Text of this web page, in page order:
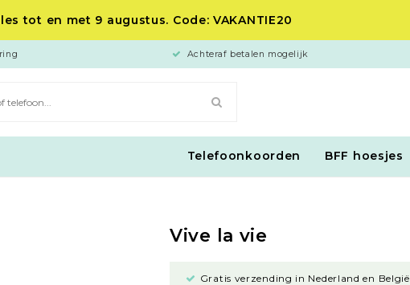
tot en met 9 augustus. Code: VAKANTIE20
Achteraf betalen mogelijk
Telefoonkoorden BFF hoesjes
Vive la vie
Gratis verzending in Nederland en België